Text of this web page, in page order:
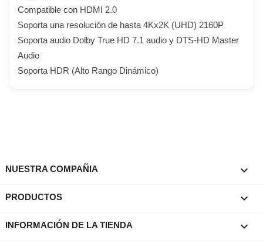
Compatible con HDMI 2.0
Soporta una resolución de hasta 4Kx2K (UHD) 2160P
Soporta audio Dolby True HD 7.1 audio y DTS-HD Master
Audio
Soporta HDR (Alto Rango Dinámico)
NUESTRA COMPAÑIA 
PRODUCTOS 
INFORMACIÓN DE LA TIENDA keyboard_arrow_down